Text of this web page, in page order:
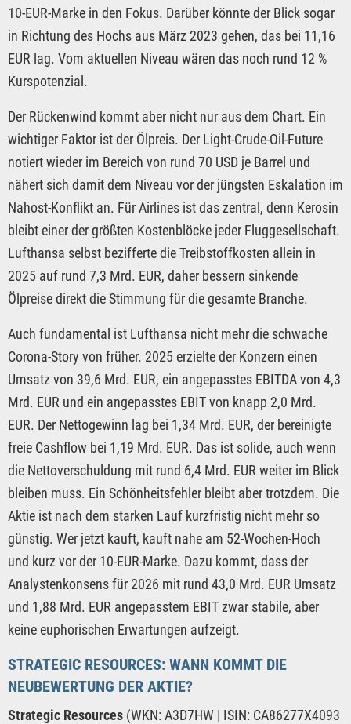
10-EUR-Marke in den Fokus. Darüber könnte der Blick sogar
in Richtung des Hochs aus März 2023 gehen, das bei 11,16
EUR lag. Vom aktuellen Niveau wären das noch rund 12 %
Kurspotenzial.
Der Rückenwind kommt aber nicht nur aus dem Chart. Ein
wichtiger Faktor ist der Ölpreis. Der Light-Crude-Oil-Future
notiert wieder im Bereich von rund 70 USD je Barrel und
nähert sich damit dem Niveau vor der jüngsten Eskalation im
Nahost-Konflikt an. Für Airlines ist das zentral, denn Kerosin
bleibt einer der größten Kostenblöcke jeder Fluggesellschaft.
Lufthansa selbst bezifferte die Treibstoffkosten allein in
2025 auf rund 7,3 Mrd. EUR, daher bessern sinkende
Ölpreise direkt die Stimmung für die gesamte Branche.
Auch fundamental ist Lufthansa nicht mehr die schwache
Corona-Story von früher. 2025 erzielte der Konzern einen
Umsatz von 39,6 Mrd. EUR, ein angepasstes EBITDA von 4,3
Mrd. EUR und ein angepasstes EBIT von knapp 2,0 Mrd.
EUR. Der Nettogewinn lag bei 1,34 Mrd. EUR, der bereinigte
freie Cashflow bei 1,19 Mrd. EUR. Das ist solide, auch wenn
die Nettoverschuldung mit rund 6,4 Mrd. EUR weiter im Blick
bleiben muss. Ein Schönheitsfehler bleibt aber trotzdem. Die
Aktie ist nach dem starken Lauf kurzfristig nicht mehr so
günstig. Wer jetzt kauft, kauft nahe am 52-Wochen-Hoch
und kurz vor der 10-EUR-Marke. Dazu kommt, dass der
Analystenkonsens für 2026 mit rund 43,0 Mrd. EUR Umsatz
und 1,88 Mrd. EUR angepasstem EBIT zwar stabile, aber
keine euphorischen Erwartungen aufzeigt.
STRATEGIC RESOURCES: WANN KOMMT DIE
NEUBEWERTUNG DER AKTIE?
Strategic Resources (WKN: A3D7HW | ISIN: CA86277X4093